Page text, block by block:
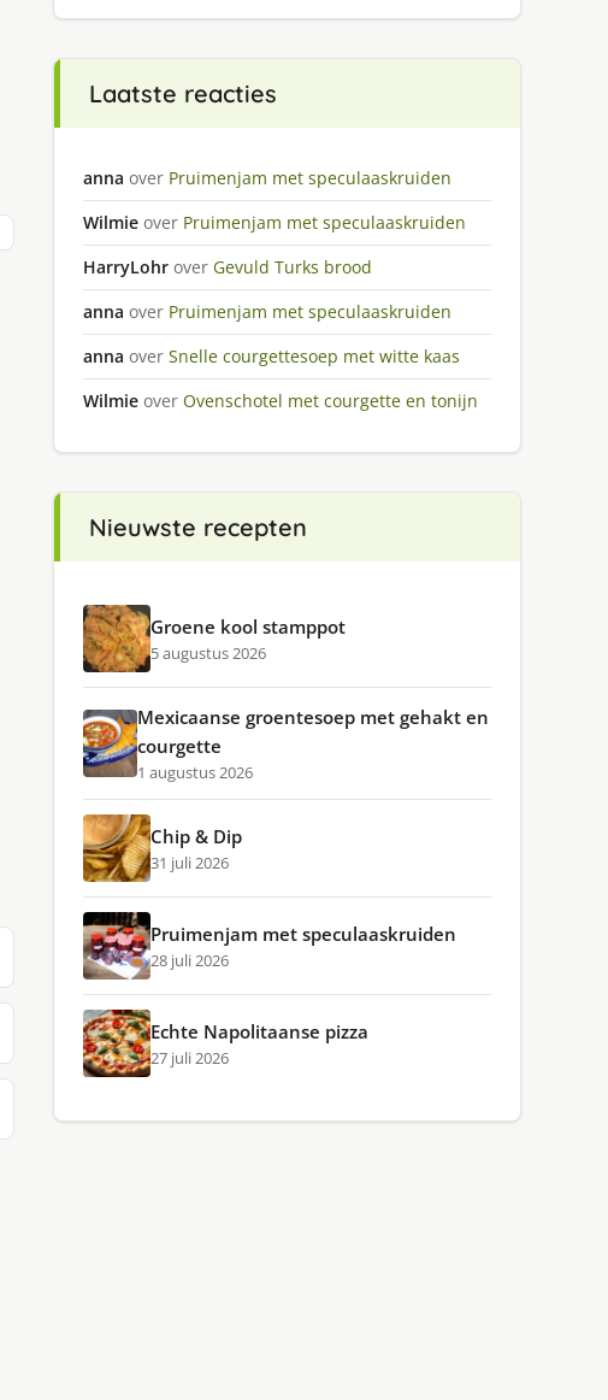
Laatste reacties
anna over Pruimenjam met speculaaskruiden
Wilmie over Pruimenjam met speculaaskruiden
HarryLohr over Gevuld Turks brood
anna over Pruimenjam met speculaaskruiden
anna over Snelle courgettesoep met witte kaas
Wilmie over Ovenschotel met courgette en tonijn
Nieuwste recepten
Groene kool stamppot
5 augustus 2026
Mexicaanse groentesoep met gehakt en
courgette
1 augustus 2026
Chip & Dip
31 juli 2026
Pruimenjam met speculaaskruiden
28 juli 2026
Echte Napolitaanse pizza
27 juli 2026